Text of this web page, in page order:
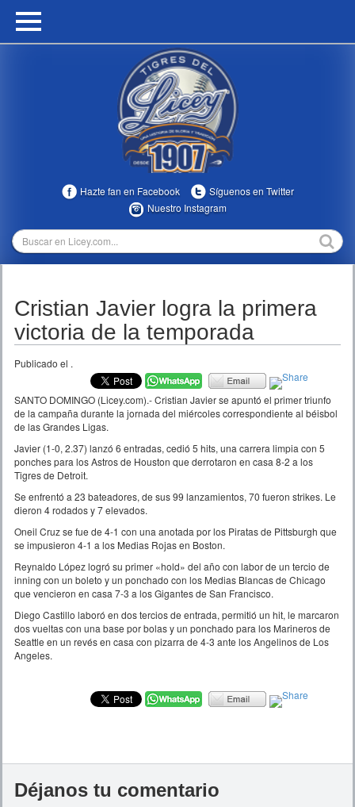
HOME
MULTIMEDIA
TEMPORADAS
Hazte fan en Facebook
Síguenos en Twitter
Nuestro Instagram
Cristian Javier logra la primera
victoria de la temporada
Publicado el .
SANTO DOMINGO (Licey.com).- Cristian Javier se apuntó el primer triunfo
de la campaña durante la jornada del miércoles correspondiente al béisbol
de las Grandes Ligas.
Javier (1-0, 2.37) lanzó 6 entradas, cedió 5 hits, una carrera limpia con 5
ponches para los Astros de Houston que derrotaron en casa 8-2 a los
Tigres de Detroit.
Se enfrentó a 23 bateadores, de sus 99 lanzamientos, 70 fueron strikes. Le
dieron 4 rodados y 7 elevados.
Oneil Cruz se fue de 4-1 con una anotada por los Piratas de Pittsburgh que
se impusieron 4-1 a los Medias Rojas en Boston.
Reynaldo López logró su primer «hold» del año con labor de un tercio de
inning con un boleto y un ponchado con los Medias Blancas de Chicago
que vencieron en casa 7-3 a los Gigantes de San Francisco.
Diego Castillo laboró en dos tercios de entrada, permitió un hit, le marcaron
dos vueltas con una base por bolas y un ponchado para los Marineros de
Seattle en un revés en casa con pizarra de 4-3 ante los Angelinos de Los
Angeles.
Déjanos tu comentario